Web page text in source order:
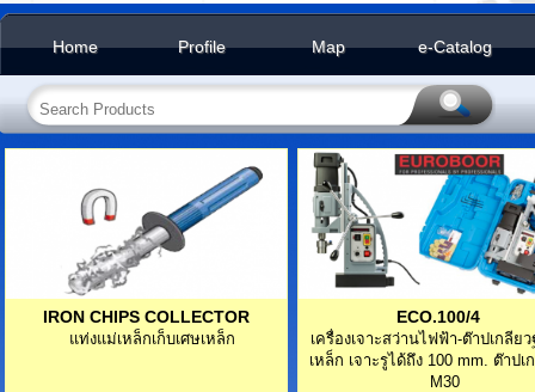
Home Profile Map e-Catalog
IRON CHIPS COLLECTOR
แท่งแม่เหล็กเก็บเศษเหล็ก
ECO.100/4
เครื่องเจาะสว่านไฟฟ้า-ต๊าปเกลีย
เหล็ก เจาะรูได้ถึง 100 mm. ต๊าปเ
M30